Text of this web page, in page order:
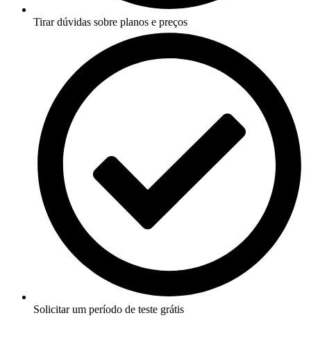
Tirar dúvidas sobre planos e preços
Solicitar um período de teste grátis